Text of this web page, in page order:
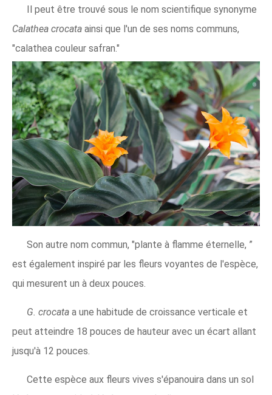
Il peut être trouvé sous le nom scientifique synonyme
Calathea crocata ainsi que l'un de ses noms communs,
"calathea couleur safran."
Son autre nom commun, "plante à flamme éternelle, ”
est également inspiré par les fleurs voyantes de l'espèce,
qui mesurent un à deux pouces.
G. crocata a une habitude de croissance verticale et
peut atteindre 18 pouces de hauteur avec un écart allant
jusqu'à 12 pouces.
Cette espèce aux fleurs vives s'épanouira dans un sol